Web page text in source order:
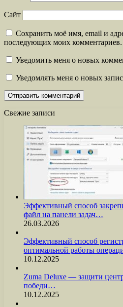
Сайт
Сохранить моё имя, email и
последующих моих комментариев.
Уведомить меня о новых
Уведомлять меня о новых
Свежие записи
Эффективный способ
файл на панели задач…
26.03.2026
Эффективный способ
оптимальной работы
10.12.2025
Zuma Deluxe — защити
победи…
10.12.2025